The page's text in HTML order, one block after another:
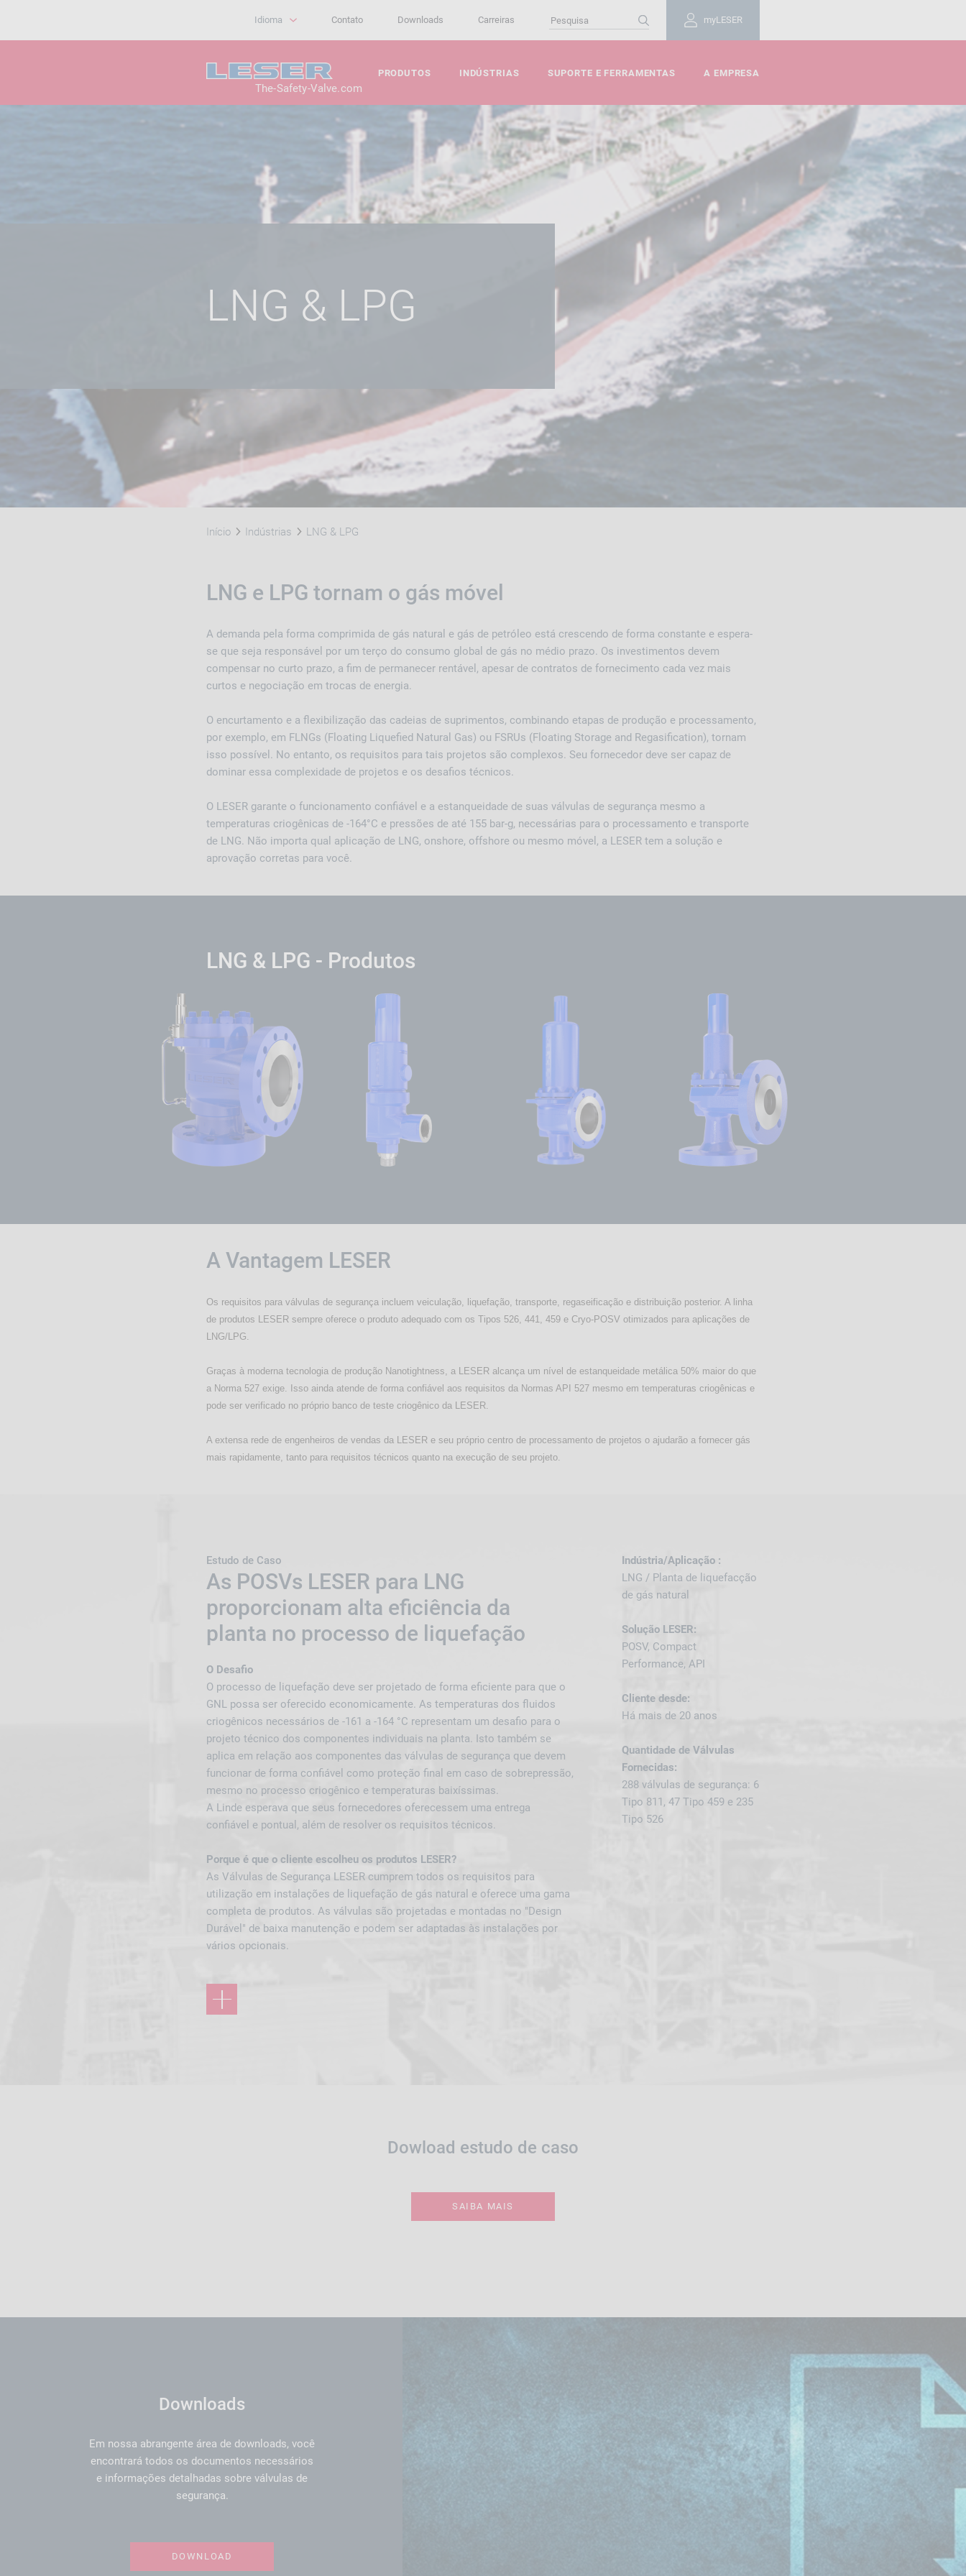
myLESER
Contato Downloads Carreiras
Idioma
The-Safety-Valve.com
PRODUTOS INDÚSTRIAS SUPORTE E FERRAMENTAS A EMPRESA
LNG & LPG
Início Indústrias LNG & LPG
LNG e LPG tornam o gás móvel
A demanda pela forma comprimida de gás natural e gás de petróleo está crescendo de forma constante e espera-
se que seja responsável por um terço do consumo global de gás no médio prazo. Os investimentos devem
compensar no curto prazo, a fim de permanecer rentável, apesar de contratos de fornecimento cada vez mais
curtos e negociação em trocas de energia.
O encurtamento e a flexibilização das cadeias de suprimentos, combinando etapas de produção e processamento,
por exemplo, em FLNGs (Floating Liquefied Natural Gas) ou FSRUs (Floating Storage and Regasification), tornam
isso possível. No entanto, os requisitos para tais projetos são complexos. Seu fornecedor deve ser capaz de
dominar essa complexidade de projetos e os desafios técnicos.
O LESER garante o funcionamento confiável e a estanqueidade de suas válvulas de segurança mesmo a
temperaturas criogênicas de -164°C e pressões de até 155 bar-g, necessárias para o processamento e transporte
de LNG. Não importa qual aplicação de LNG, onshore, offshore ou mesmo móvel, a LESER tem a solução e
aprovação corretas para você.
LNG & LPG - Produtos
A Vantagem LESER
Os requisitos para válvulas de segurança incluem veiculação, liquefação, transporte, regaseificação e distribuição posterior. A linha
de produtos LESER sempre oferece o produto adequado com os Tipos 526, 441, 459 e Cryo-POSV otimizados para aplicações de
LNG/LPG.
Graças à moderna tecnologia de produção Nanotightness, a LESER alcança um nível de estanqueidade metálica 50% maior do que
a Norma 527 exige. Isso ainda atende de forma confiável aos requisitos da Normas API 527 mesmo em temperaturas criogênicas e
pode ser verificado no próprio banco de teste criogênico da LESER.
A extensa rede de engenheiros de vendas da LESER e seu próprio centro de processamento de projetos o ajudarão a fornecer gás
mais rapidamente, tanto para requisitos técnicos quanto na execução de seu projeto.
Estudo de Caso
As POSVs LESER para LNG
proporcionam alta eficiência da
planta no processo de liquefação
Indústria/Aplicação :
LNG / Planta de liquefacção
de gás natural
Solução LESER:
POSV, Compact
Performance, API
Cliente desde:
Há mais de 20 anos
Quantidade de Válvulas
Fornecidas:
288 válvulas de segurança: 6
Tipo 811, 47 Tipo 459 e 235
Tipo 526
O Desafio
O processo de liquefação deve ser projetado de forma eficiente para que o
GNL possa ser oferecido economicamente. As temperaturas dos fluidos
criogênicos necessários de -161 a -164 °C representam um desafio para o
projeto técnico dos componentes individuais na planta. Isto também se
aplica em relação aos componentes das válvulas de segurança que devem
funcionar de forma confiável como proteção final em caso de sobrepressão,
mesmo no processo criogênico e temperaturas baixíssimas.
A Linde esperava que seus fornecedores oferecessem uma entrega
confiável e pontual, além de resolver os requisitos técnicos.
Porque é que o cliente escolheu os produtos LESER?
As Válvulas de Segurança LESER cumprem todos os requisitos para
utilização em instalações de liquefação de gás natural e oferece uma gama
completa de produtos. As válvulas são projetadas e montadas no "Design
Durável" de baixa manutenção e podem ser adaptadas às instalações por
vários opcionais.
Dowload estudo de caso
SAIBA MAIS
Downloads
Em nossa abrangente área de downloads, você
encontrará todos os documentos necessários
e informações detalhadas sobre válvulas de
segurança.
DOWNLOAD